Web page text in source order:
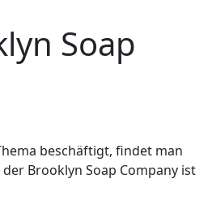
Soap
beschäftigt, findet man
Brooklyn Soap Company ist